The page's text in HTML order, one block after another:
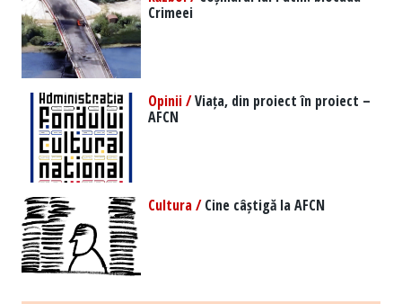
Crimeei
Opinii /Viața, din proiect în proiect –
AFCN
Cultura /Cine câștigă la AFCN